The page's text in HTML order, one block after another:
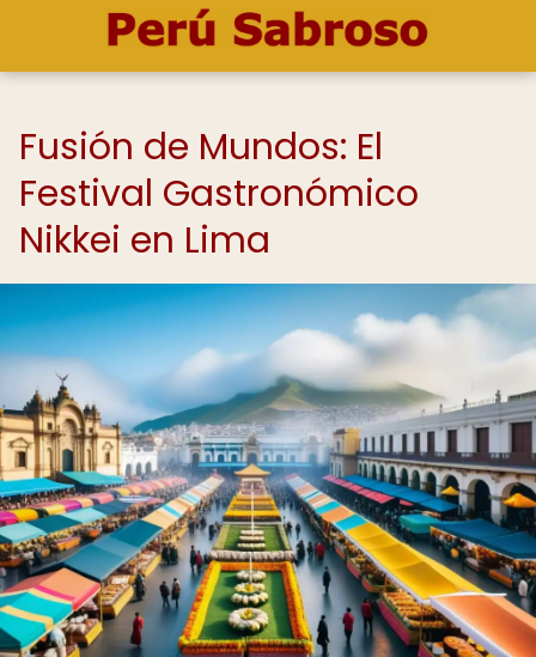
Fusión de Mundos: El
Festival Gastronómico
Nikkei en Lima